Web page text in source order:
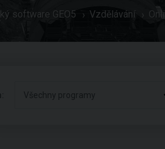
software GEO5 Vzdělávání
Všechny programy